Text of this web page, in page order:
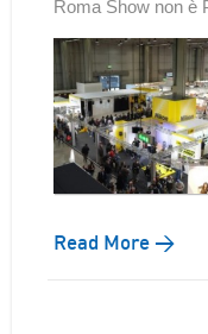
Roma Show non è
Read More →